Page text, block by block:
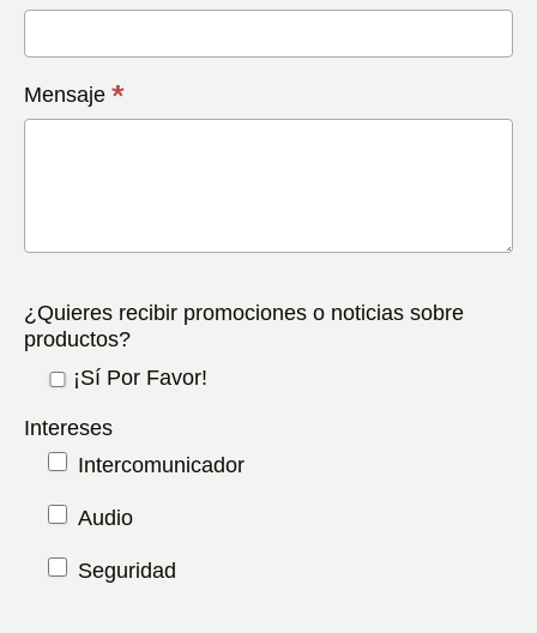
Mensaje *
¿Quieres recibir promociones o noticias sobre
productos?
¡Sí Por Favor!
Intereses
Intercomunicador
Audio
Seguridad